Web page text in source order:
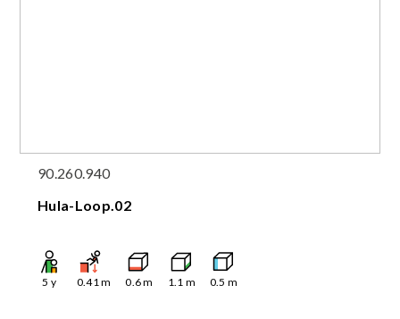
90.260.940
Hula-Loop.02
5 y 0.41m 0.6m 1.1 m 0.5 m